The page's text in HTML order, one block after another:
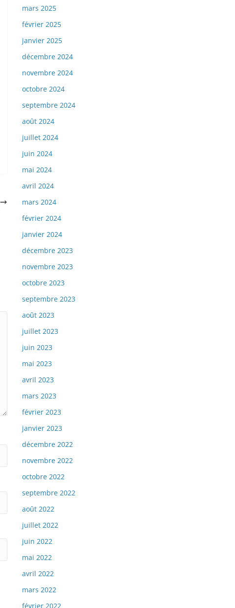
mars 2025
février 2025
janvier 2025
décembre 2024
novembre 2024
octobre 2024
septembre 2024
août 2024
juillet 2024
juin 2024
mai 2024
avril 2024
mars 2024
février 2024
janvier 2024
décembre 2023
novembre 2023
octobre 2023
septembre 2023
août 2023
juillet 2023
juin 2023
mai 2023
avril 2023
mars 2023
février 2023
janvier 2023
décembre 2022
novembre 2022
octobre 2022
septembre 2022
août 2022
juillet 2022
juin 2022
mai 2022
avril 2022
mars 2022
février 2022